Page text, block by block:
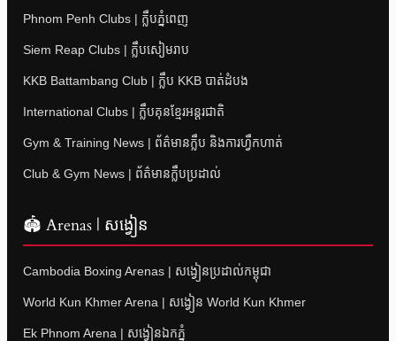
Phnom Penh Clubs | ក្លឹបភ្នំពេញ
Siem Reap Clubs | ក្លឹបសៀមរាប
KKB Battambang Club | ក្លឹប KKB បាត់ដំបង
International Clubs | ក្លឹបគុនខ្មែរអន្តរជាតិ
Gym & Training News | ព័ត៌មានក្លឹប និងការហ្វឹកហាត់
Club & Gym News | ព័ត៌មានក្លឹបប្រដាល់
🏟 Arenas | សង្វៀន
Cambodia Boxing Arenas | សង្វៀនប្រដាល់កម្ពុជា
World Kun Khmer Arena | សង្វៀន World Kun Khmer
Ek Phnom Arena | សង្វៀនឯកភ្នំ